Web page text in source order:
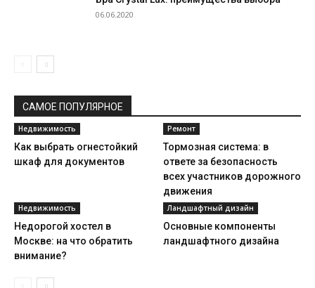
06.06.2020
САМОЕ ПОПУЛЯРНОЕ
Недвижимость
Как выбрать огнестойкий
шкаф для документов
Ремонт
Тормозная система: в
ответе за безопасность
всех участников дорожного
движения
Недвижимость
Недорогой хостел в
Москве: на что обратить
внимание?
Ландшафтный дизайн
Основные компоненты
ландшафтного дизайна